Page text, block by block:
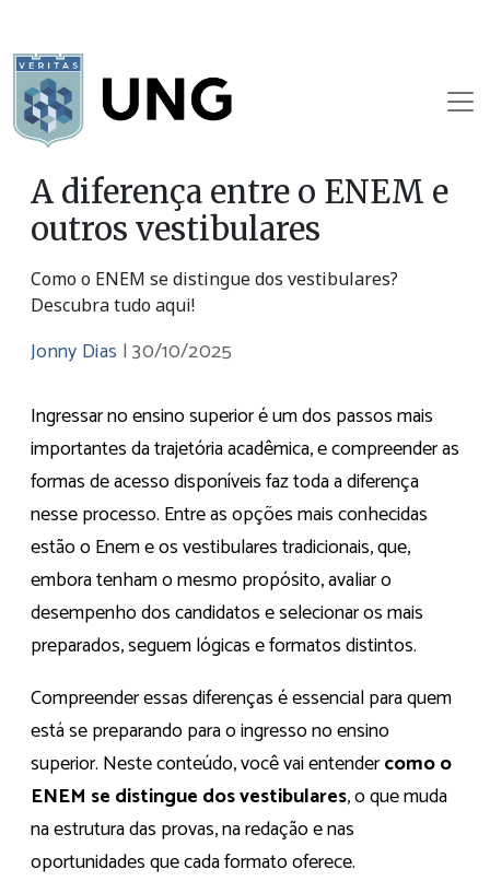
A diferença entre o ENEM e
outros vestibulares
Como o ENEM se distingue dos vestibulares?
Descubra tudo aqui!
Jonny Dias |30/10/2025
Ingressar no ensino superior é um dos passos mais
importantes da trajetória acadêmica, e compreender as
formas de acesso disponíveis faz toda a diferença
nesse processo. Entre as opções mais conhecidas
estão o Enem e os vestibulares tradicionais, que,
embora tenham o mesmo propósito, avaliar o
desempenho dos candidatos e selecionar os mais
preparados, seguem lógicas e formatos distintos.
Compreender essas diferenças é essencial para quem
está se preparando para o ingresso no ensino
superior. Neste conteúdo, você vai entendercomo o
ENEM se distingue dos vestibulares, o que muda
na estrutura das provas, na redação e nas
oportunidades que cada formato oferece.